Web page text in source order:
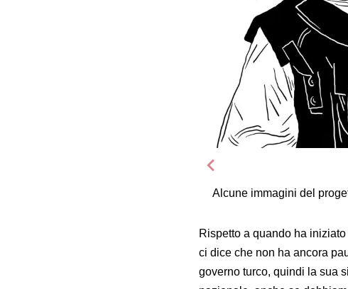
Alcune immagini del
Rispetto a quando ha
ci dice che non ha ancora
governo turco, quindi la sua